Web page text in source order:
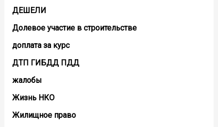
ДЕШЕЛИ
Долевое участие в строительстве
доплата за курс
ДТП ГИБДД ПДД
жалобы
Жизнь НКО
Жилищное право